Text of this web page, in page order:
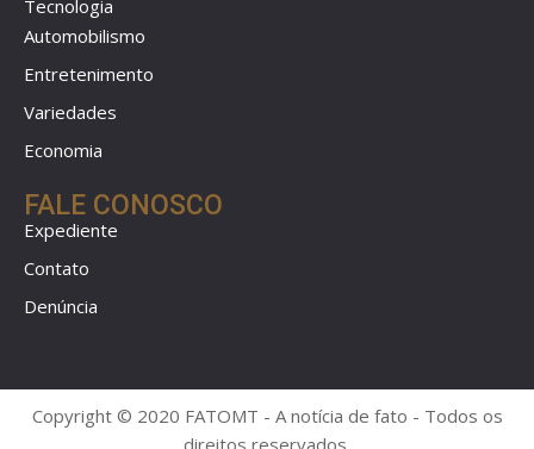
Tecnologia
Automobilismo
Entretenimento
Variedades
Economia
FALE CONOSCO
Expediente
Contato
Denúncia
Copyright © 2020 FATOMT - A notícia de fato - Todos os
direitos reservados.